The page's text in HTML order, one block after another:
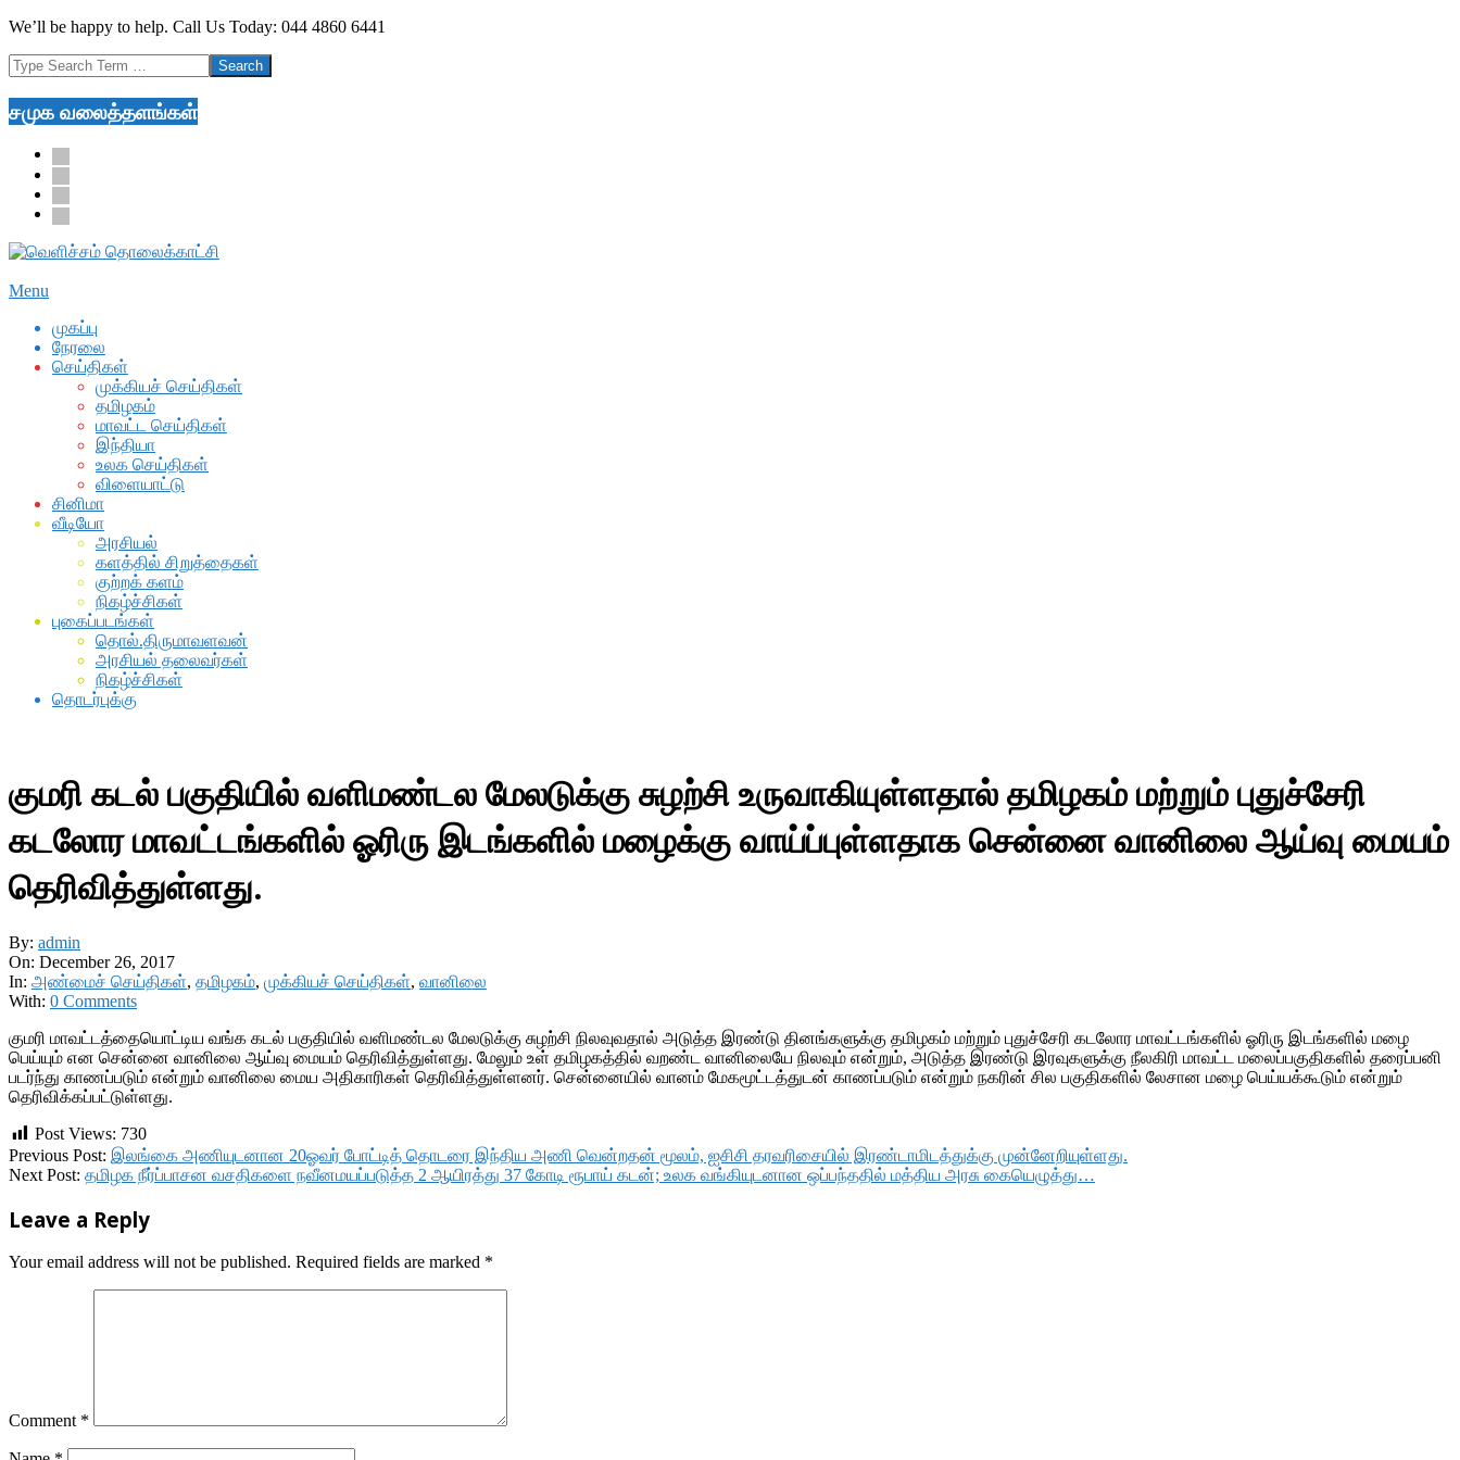
Skip
content
We’ll be happy to help. Call Us Today: 044 4860 6441
Search
சமுக வலைத்தளங்கள்
facebook
twitter
youtube
google
Secondary
Menu
Menu
முகப்பு
நேரலை
செய்திகள்
முக்கியச் செய்திகள்
தமிழகம்
மாவட்ட செய்திகள்
இந்தியா
உலக செய்திகள்
விளையாட்டு
சினிமா
வீடியோ
அரசியல்
களத்தில் சிறுத்தைகள்
குற்றக் களம்
நிகழ்ச்சிகள்
புகைப்படங்கள்
தொல்.திருமாவளவன்
அரசியல் தலைவர்கள்
நிகழ்ச்சிகள்
தொடர்புக்கு
குமரி கடல் பகுதியில் வளிமண்டல மேலடுக்கு சுழற்சி உருவாகியுள்ளதால் தமிழகம் மற்றும் புதுச்சேரி
கடலோர மாவட்டங்களில் ஓரிரு இடங்களில் மழைக்கு வாய்ப்புள்ளதாக சென்னை வானிலை ஆய்வு மையம்
தெரிவித்துள்ளது.
By: admin
On: December 26, 2017
In: அண்மைச் செய்திகள், தமிழகம், முக்கியச் செய்திகள், வானிலை
With: 0 Comments
குமரி மாவட்டத்தையொட்டிய வங்க கடல் பகுதியில் வளிமண்டல மேலடுக்கு சுழற்சி நிலவுவதால் அடுத்த இரண்டு தினங்களுக்கு தமிழகம் மற்றும் புதுச்சேரி கடலோர மாவட்டங்களில் ஓரிரு இடங்களில் மழை
பெய்யும் என சென்னை வானிலை ஆய்வு மையம் தெரிவித்துள்ளது. மேலும் உள் தமிழகத்தில் வறண்ட வானிலையே நிலவும் என்றும், அடுத்த இரண்டு இரவுகளுக்கு நீலகிரி மாவட்ட மலைப்பகுதிகளில் தரைப்பனி
படர்ந்து காணப்படும் என்றும் வானிலை மைய அதிகாரிகள் தெரிவித்துள்ளனர். சென்னையில் வானம் மேகமூட்டத்துடன் காணப்படும் என்றும் நகரின் சில பகுதிகளில் லேசான மழை பெய்யக்கூடும் என்றும்
தெரிவிக்கப்பட்டுள்ளது.
Post Views: 730
2017-
12-
Previous Post: இலங்கை அணியுடனான 20ஓவர் போட்டித் தொடரை இந்திய அணி வென்றதன் மூலம், ஐசிசி தரவரிசையில் இரண்டாமிடத்துக்கு முன்னேறியுள்ளது.
Next Post: தமிழக நீர்ப்பாசன வசதிகளை நவீனமயப்படுத்த 2 ஆயிரத்து 37 கோடி ரூபாய் கடன்; உலக வங்கியுடனான ஒப்பந்ததில் மத்திய அரசு கையெழுத்து…
Leave a Reply
Your email address will not be published. Required fields are marked *
Comment *